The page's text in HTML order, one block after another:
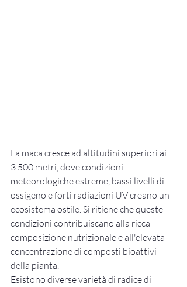
La maca cresce ad altitudini superiori ai
3.500 metri, dove condizioni
meteorologiche estreme, bassi livelli di
ossigeno e forti radiazioni UV creano un
ecosistema ostile. Si ritiene che queste
condizioni contribuiscano alla ricca
composizione nutrizionale e all'elevata
concentrazione di composti bioattivi
della pianta.
Esistono diverse varietà di radice di